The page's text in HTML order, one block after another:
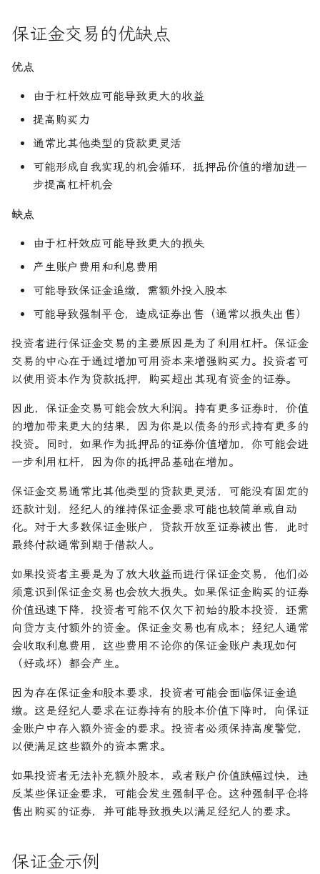
保证金交易的优缺点
优点
由于杠杆效应可能导致更大的收益
提高购买力
通常比其他类型的贷款更灵活
可能形成自我实现的机会循环，抵押品价值的增加进一
步提高杠杆机会
缺点
由于杠杆效应可能导致更大的损失
产生账户费用和利息费用
可能导致保证金追缴，需额外投入股本
可能导致强制平仓，造成证券出售（通常以损失出售）
投资者进行保证金交易的主要原因是为了利用杠杆。保证金
交易的中心在于通过增加可用资本来增强购买力。投资者可
以使用资本作为贷款抵押，购买超出其现有资金的证券。
因此，保证金交易可能会放大利润。持有更多证券时，价值
的增加带来更大的结果，因为你是以债务的形式持有更多的
投资。同时，如果作为抵押品的证券价值增加，你可能会进
一步利用杠杆，因为你的抵押品基础在增加。
保证金交易通常比其他类型的贷款更灵活，可能没有固定的
还款计划，经纪人的维持保证金要求可能也较简单或自动
化。对于大多数保证金账户，贷款开放至证券被出售，此时
最终付款通常到期于借款人。
如果投资者主要是为了放大收益而进行保证金交易，他们必
须意识到保证金交易也会放大损失。如果保证金购买的证券
价值迅速下降，投资者可能不仅欠下初始的股本投资，还需
向贷方支付额外的资金。保证金交易也有成本；经纪人通常
会收取利息费用，这些费用不论你的保证金账户表现如何
（好或坏）都会产生。
因为存在保证金和股本要求，投资者可能会面临保证金追
缴。这是经纪人要求在证券持有的股本价值下降时，向保证
金账户中存入额外资金的要求。投资者必须保持高度警觉，
以便满足这些额外的资本需求。
如果投资者无法补充额外股本，或者账户价值跌幅过快，违
反某些保证金要求，可能会发生强制平仓。这种强制平仓将
售出购买的证券，并可能导致损失以满足经纪人的要求。
保证金示例